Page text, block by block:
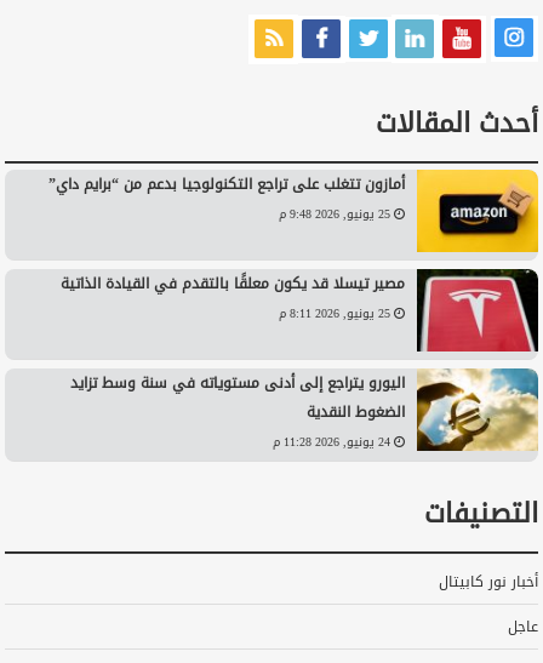
أحدث المقالات
أمازون تتغلب على تراجع التكنولوجيا بدعم من “برايم داي”
25 يونيو, 2026 9:48 م
مصير تيسلا قد يكون معلقًا بالتقدم في القيادة الذاتية
25 يونيو, 2026 8:11 م
اليورو يتراجع إلى أدنى مستوياته في سنة وسط تزايد
الضغوط النقدية
24 يونيو, 2026 11:28 م
التصنيفات
أخبار نور كابيتال
عاجل